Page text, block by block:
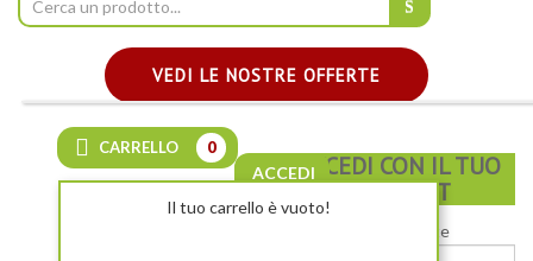
VEDI LE NOSTRE OFFERTE
CARRELLO 0
Il tuo carrello è vuoto!
ACCEDIACCEDI CON IL TUO
ACCOUNT
Nome utente